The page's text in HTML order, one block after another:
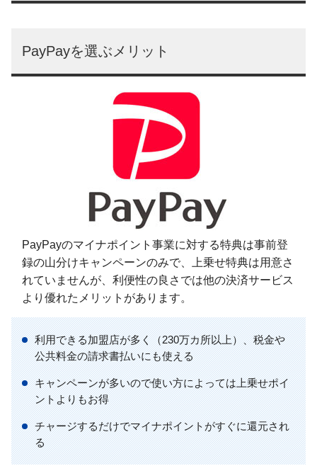
PayPayを選ぶメリット
PayPayのマイナポイント事業に対する特典は事前登
録の山分けキャンペーンのみで、上乗せ特典は用意さ
れていませんが、利便性の良さでは他の決済サービス
より優れたメリットがあります。
利用できる加盟店が多く（230万カ所以上）、税金や
公共料金の請求書払いにも使える
キャンペーンが多いので使い方によっては上乗せポイ
ントよりもお得
チャージするだけでマイナポイントがすぐに還元され
る